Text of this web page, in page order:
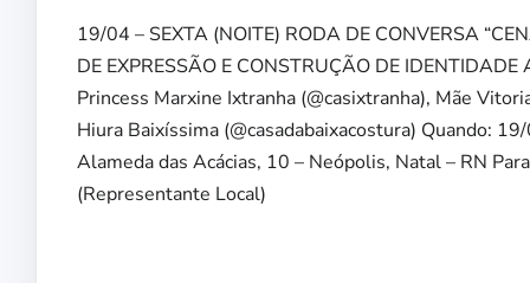
19/04 – SEXTA (NOITE) RODA DE CONVERSA
DE EXPRESSÃO E CONSTRUÇÃO DE
Princess Marxine Ixtranha (@casixtranha), Mãe
Hiura Baixíssima (@casadabaixacostura) Quando:
Alameda das Acácias, 10 – Neópolis, Natal – RN
(Representante Local)